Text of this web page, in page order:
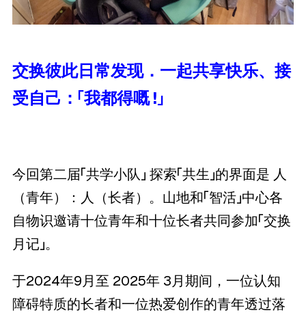
交换彼此日常发现．一起共享快乐、接
受自己：「我都得嘅 !」
今回第二届「共学小队」 探索「共生」的界面是 人
（青年）：人（长者）。山地和「智活」中心各
自物识邀请十位青年和十位长者共同参加「交换
月记」。
于2024年9月至 2025年 3月期间，一位认知
障碍特质的长者和一位热爱创作的青年透过落